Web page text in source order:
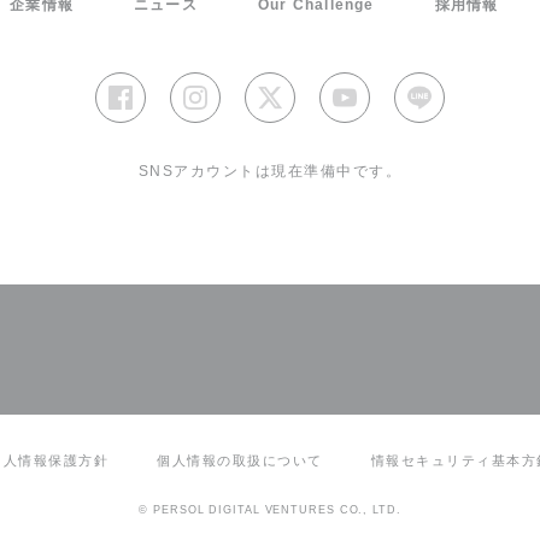
企業情報 ニュース Our Challenge 採用情報
SNSアカウントは現在準備中です。
人情報保護方針 個人情報の取扱について 情報セキュリティ基本方
© PERSOL DIGITAL VENTURES CO., LTD.